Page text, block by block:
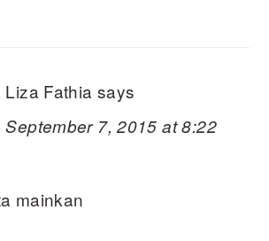
Liza Fathia says
September 7, 2015 at 8:22
mainkan